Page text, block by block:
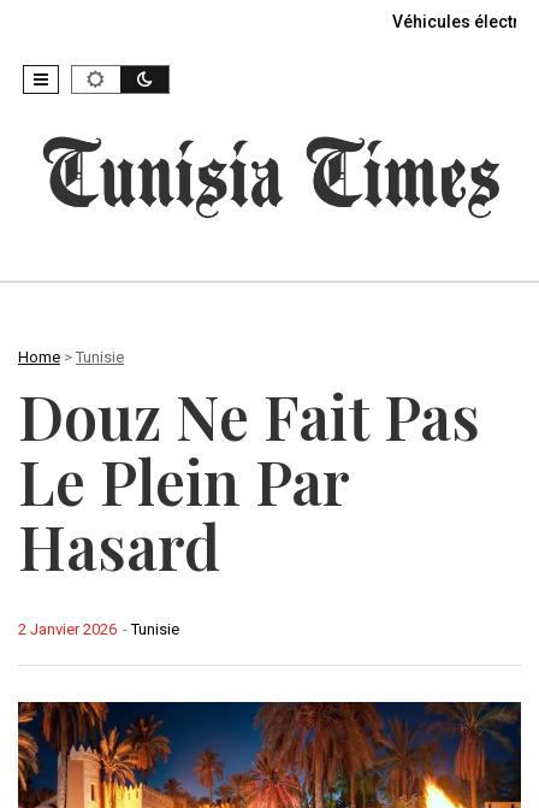
Véhicules
Home > Tunisie
Douz Ne Fait Pas
Le Plein Par
Hasard
-Tunisie
2 Janvier 2026